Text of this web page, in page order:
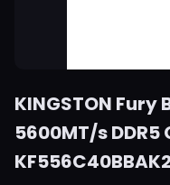
KINGSTON Fury
5600MT/s DDR5